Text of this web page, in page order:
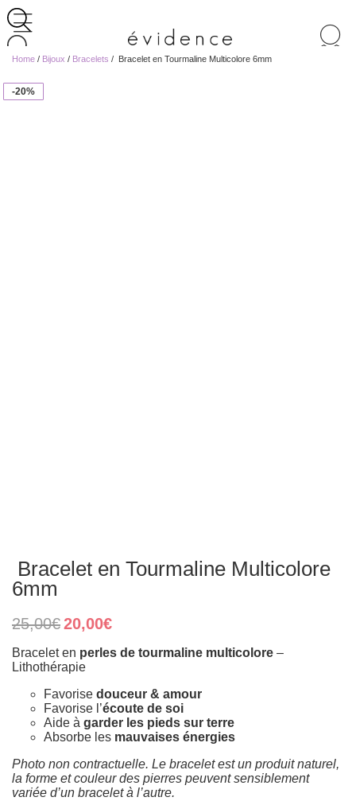
de
Home / Bijoux / Bracelets / ​ Bracelet en Tourmaline Multicolore 6mm
-20%
​ Bracelet en Tourmaline Multicolore
6mm
25,00€ Original
price
was:
25,00€.
20,00€Current
is:
Bracelet en perles de tourmaline multicolore –
Lithothérapie
Favorise douceur & amour
Favorise l’écoute de soi
Aide à garder les pieds sur terre
Absorbe les mauvaises énergies
Photo non contractuelle. Le bracelet est un produit naturel,
la forme et couleur des pierres peuvent sensiblement
variée d’un bracelet à l’autre.